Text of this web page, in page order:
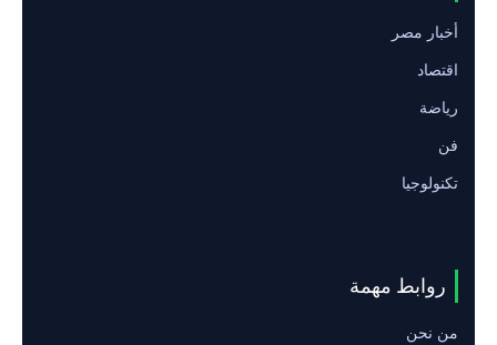
أخبار مصر
اقتصاد
رياضة
فن
تكنولوجيا
روابط مهمة
من نحن